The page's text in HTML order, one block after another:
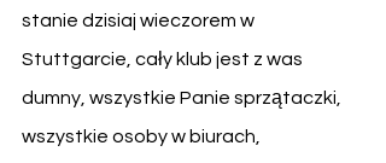
stanie dzisiaj wieczorem w
Stuttgarcie, cały klub jest z was
dumny, wszystkie Panie sprzątaczki,
wszystkie osoby w biurach,